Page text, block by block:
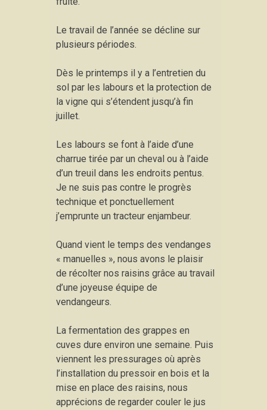
Le travail de l’année se décline sur
plusieurs périodes.
Dès le printemps il y a l’entretien du
sol par les labours et la protection de
la vigne qui s’étendent jusqu’à fin
juillet.
Les labours se font à l’aide d’une
charrue tirée par un cheval ou à l’aide
d’un treuil dans les endroits pentus.
Je ne suis pas contre le progrès
technique et ponctuellement
j’emprunte un tracteur enjambeur.
Quand vient le temps des vendanges
« manuelles », nous avons le plaisir
de récolter nos raisins grâce au travail
d’une joyeuse équipe de
vendangeurs.
La fermentation des grappes en
cuves dure environ une semaine. Puis
viennent les pressurages où après
l’installation du pressoir en bois et la
mise en place des raisins, nous
apprécions de regarder couler le jus